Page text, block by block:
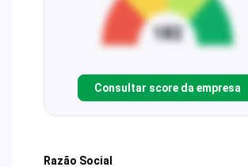
Consultar score da empresa
Razão Social